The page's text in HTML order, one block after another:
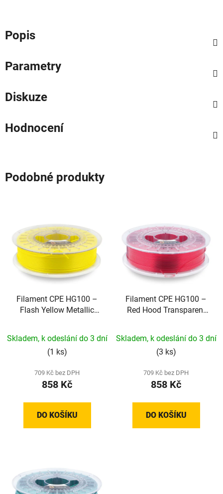
Popis
Parametry
Diskuze
Hodnocení
Podobné produkty
Filament CPE HG100 –
Flash Yellow Metallic
Skladem, k odeslání do 3 dní
(1 ks)
709 Kč bez DPH
858 Kč
DO KOŠÍKU
Filament CPE HG100 –
Red Hood Transparent
Skladem, k odeslání do 3 dní
(3 ks)
709 Kč bez DPH
858 Kč
DO KOŠÍKU